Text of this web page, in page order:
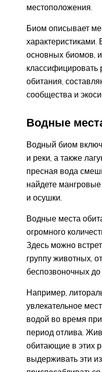
местоположения.
Биом описывает
основных биомов,
классифицировать
обитания,
сообщества и
Водные
Водный биом
и реки, а также
пресная вода
найдете
и осушки.
Водные места
огромного
Здесь можно
группу животных,
беспозвоночных
Например,
увлекательное
водой во время
период отлива.
обитающие в этих
выдерживать эти